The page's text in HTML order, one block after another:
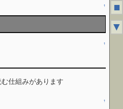
↑
↑
仕組みがあります
↑
■
▼